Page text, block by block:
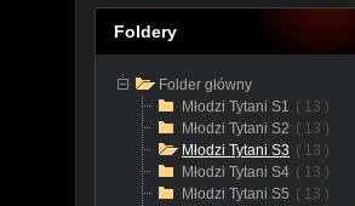
Foldery
Folder główny
Młodzi Tytani S1 ( 13 )
Młodzi Tytani S2 ( 13 )
Młodzi Tytani S3 ( 13 )
Młodzi Tytani S4 ( 13 )
Młodzi Tytani S5 ( 13 )